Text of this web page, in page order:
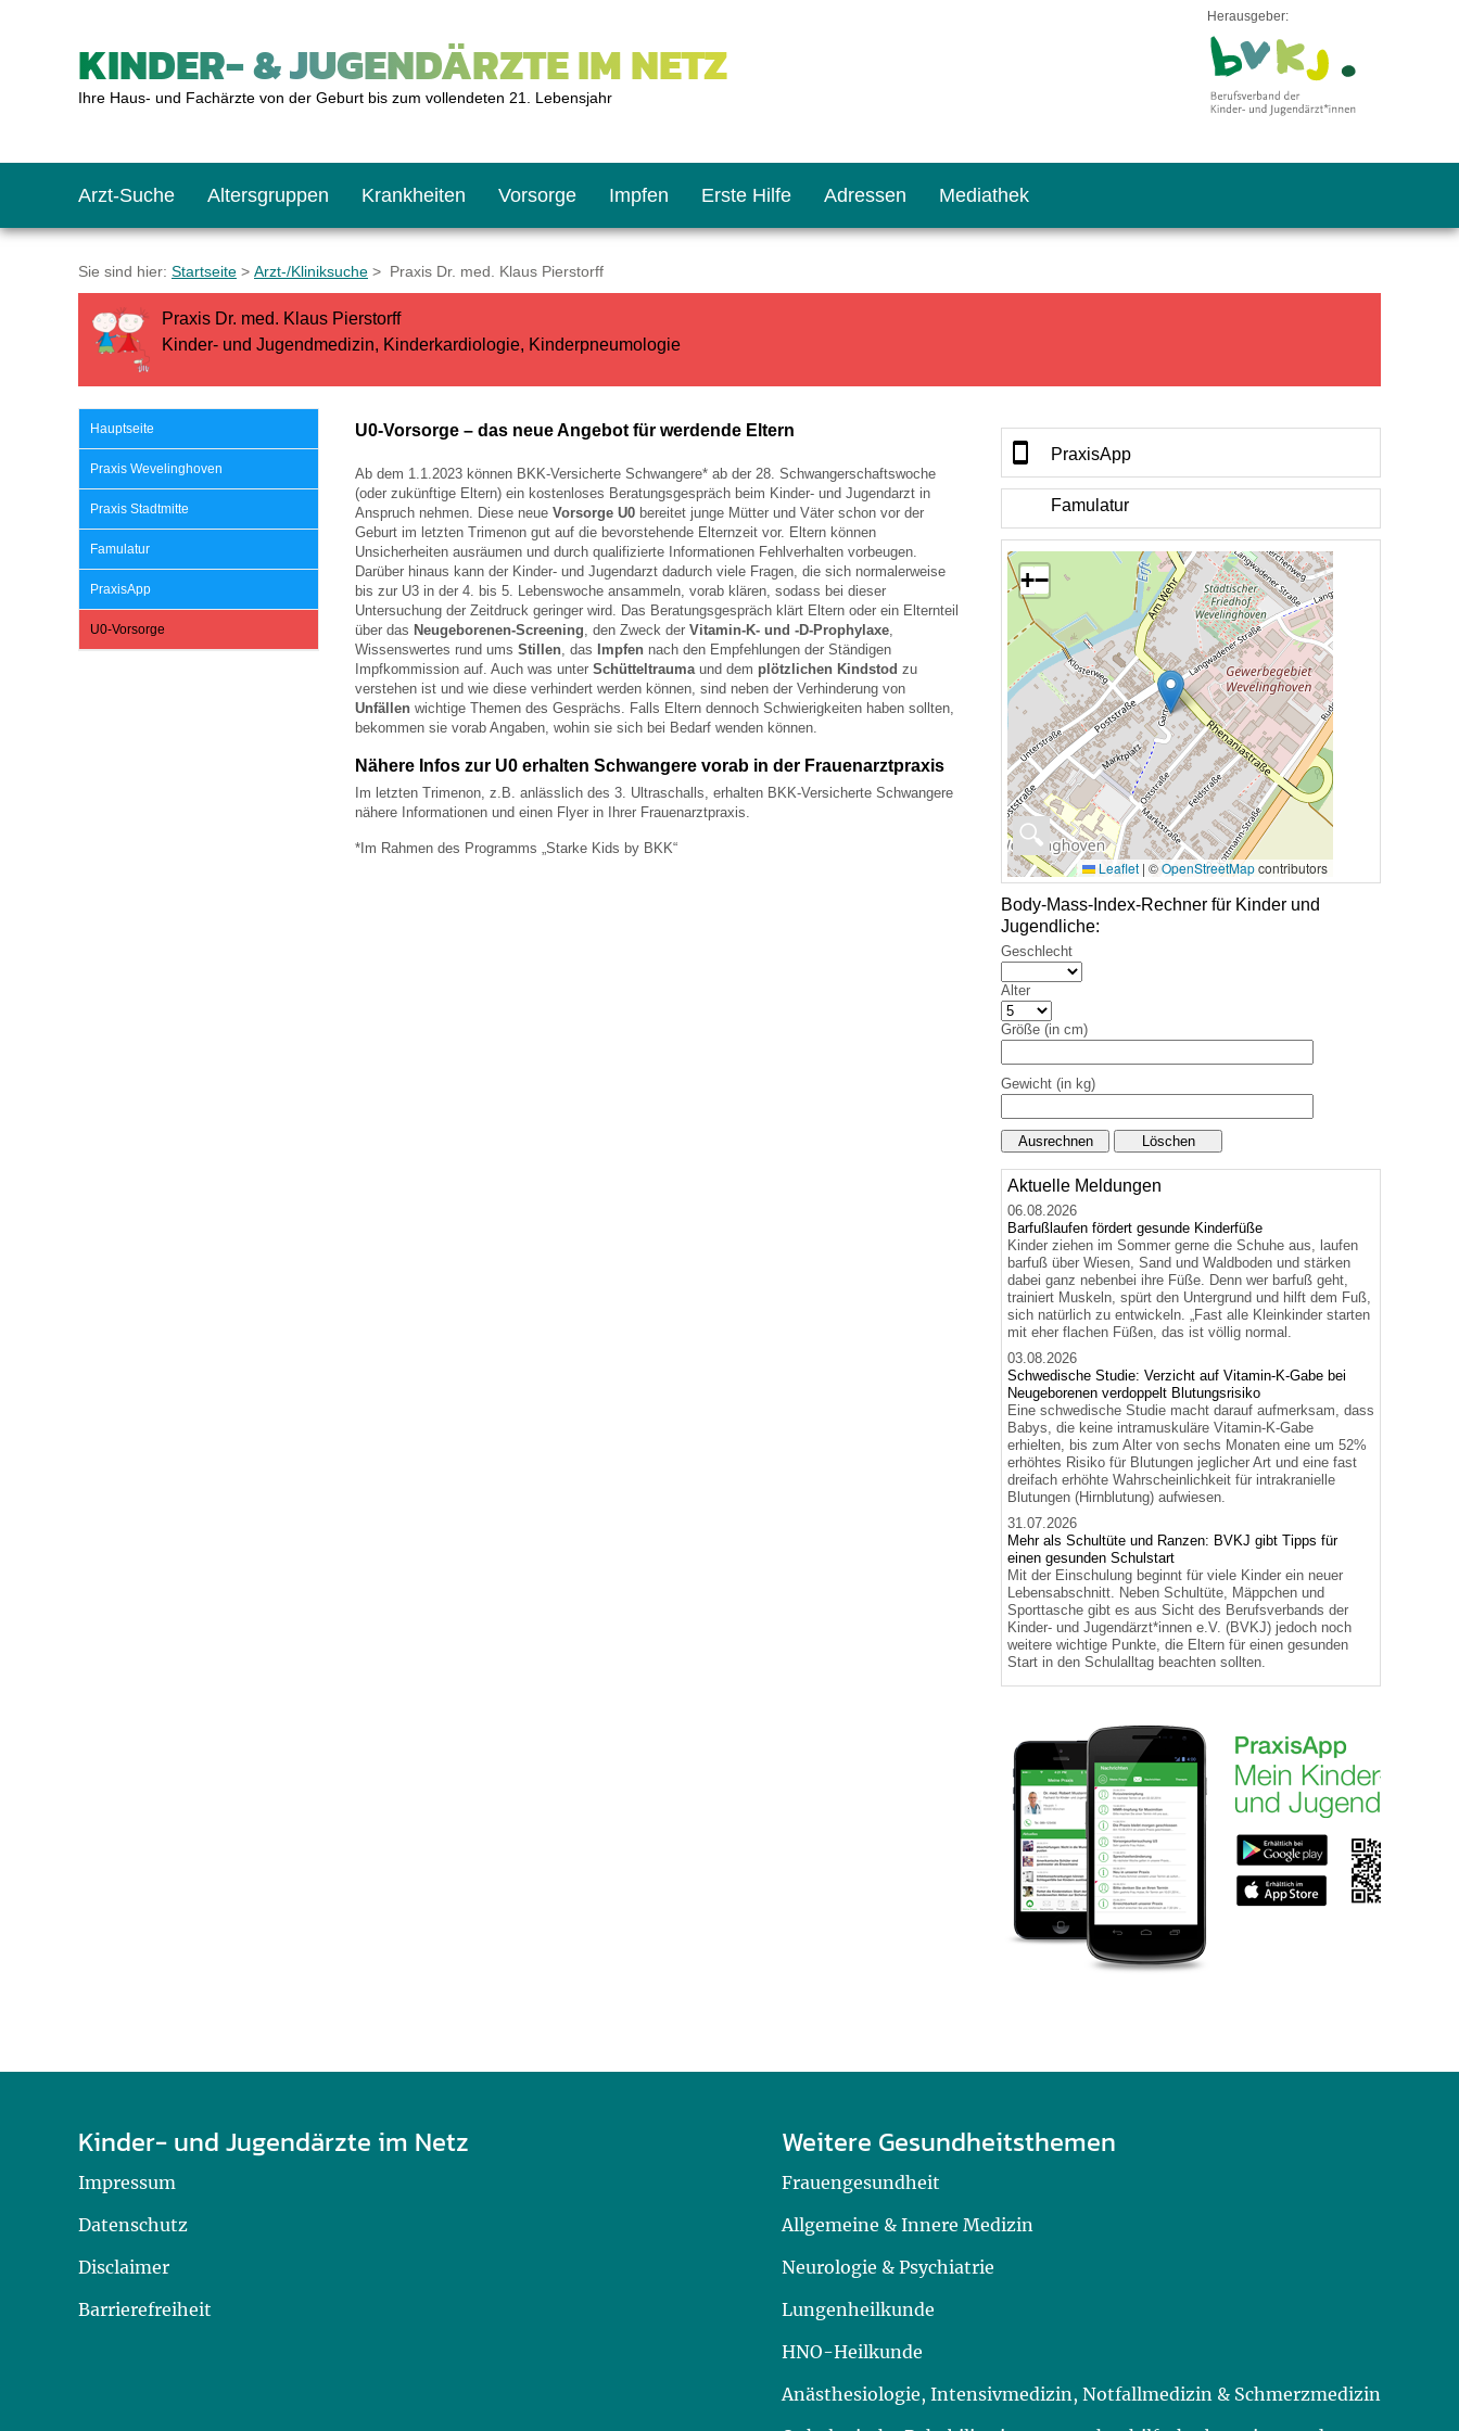
KINDER- & JUGENDÄRZTE IM NETZ
Ihre Haus- und Fachärzte von der Geburt bis zum vollendeten 21. Lebensjahr
Herausgeber:
Arzt-Suche Altersgruppen
Das erste Jahr
Kleinkinder
Jugendliche
Krankheiten Vorsorge
Baby: U1 bis U6
Kleinkind: U7 bis U9
Teenager: J1 bis J2
Impfen
Impfkalender
Impfen: Wann und wie oft?
Impfreaktionen
Impfsicherheit
Häufige Fragen
Recht auf Impfung
Vorsorge- und Impferinnerung
Erste Hilfe
Notrufnummern
Giftnotruf
Sofortmaßnahmen
Notdienste
Adressen
Notdienste
Sozialpädiatrie
Link-Tipps
Mediathek
BMI-Rechner
Körpergrößen-Rechner
Wachstum-Rechner
Empfehlungen zum Bildschirmmediengebrauch
Hörlexikon
Material zu den Vorsorgen
Entwicklungskalender
Sie sind hier: Startseite > Arzt-/Kliniksuche > Praxis Dr. med. Klaus Pierstorff
Praxis Dr. med. Klaus Pierstorff
Kinder- und Jugendmedizin, Kinderkardiologie, Kinderpneumologie
Hauptseite
Praxis Wevelinghoven
Praxis Stadtmitte
Famulatur
PraxisApp
U0-Vorsorge
U0-Vorsorge – das neue Angebot für werdende Eltern
Ab dem 1.1.2023 können BKK-Versicherte Schwangere* ab der 28. Schwangerschaftswoche
(oder zukünftige Eltern) ein kostenloses Beratungsgespräch beim Kinder- und Jugendarzt in
Anspruch nehmen. Diese neue Vorsorge U0 bereitet junge Mütter und Väter schon vor der
Geburt im letzten Trimenon gut auf die bevorstehende Elternzeit vor. Eltern können
Unsicherheiten ausräumen und durch qualifizierte Informationen Fehlverhalten vorbeugen.
Darüber hinaus kann der Kinder- und Jugendarzt dadurch viele Fragen, die sich normalerweise
bis zur U3 in der 4. bis 5. Lebenswoche ansammeln, vorab klären, sodass bei dieser
Untersuchung der Zeitdruck geringer wird. Das Beratungsgespräch klärt Eltern oder ein Elternteil
über das Neugeborenen-Screening, den Zweck der Vitamin-K- und -D-Prophylaxe,
Wissenswertes rund ums Stillen, das Impfen nach den Empfehlungen der Ständigen
Impfkommission auf. Auch was unter Schütteltraumaund dem plötzlichen Kindstod zu
verstehen ist und wie diese verhindert werden können, sind neben der Verhinderung von
Unfällen wichtige Themen des Gesprächs. Falls Eltern dennoch Schwierigkeiten haben sollten,
bekommen sie vorab Angaben, wohin sie sich bei Bedarf wenden können.
Nähere Infos zur U0 erhalten Schwangere vorab in der Frauenarztpraxis
Im letzten Trimenon, z.B. anlässlich des 3. Ultraschalls, erhalten BKK-Versicherte Schwangere
nähere Informationen und einen Flyer in Ihrer Frauenarztpraxis.
*Im Rahmen des Programms „Starke Kids by BKK“
PraxisApp
Famulatur
🔍
+−
Leaflet | ©OpenStreetMapcontributors
Body-Mass-Index-Rechner für Kinder und
Jugendliche:
Geschlecht
Alter
Größe (in cm)
Gewicht (in kg)
Aktuelle Meldungen
06.08.2026
Barfußlaufen fördert gesunde Kinderfüße
Kinder ziehen im Sommer gerne die Schuhe aus, laufen
barfuß über Wiesen, Sand und Waldboden und stärken
dabei ganz nebenbei ihre Füße. Denn wer barfuß geht,
trainiert Muskeln, spürt den Untergrund und hilft dem Fuß,
sich natürlich zu entwickeln. „Fast alle Kleinkinder starten
mit eher flachen Füßen, das ist völlig normal.
03.08.2026
Schwedische Studie: Verzicht auf Vitamin-K-Gabe bei
Neugeborenen verdoppelt Blutungsrisiko
Eine schwedische Studie macht darauf aufmerksam, dass
Babys, die keine intramuskuläre Vitamin-K-Gabe
erhielten, bis zum Alter von sechs Monaten eine um 52%
erhöhtes Risiko für Blutungen jeglicher Art und eine fast
dreifach erhöhte Wahrscheinlichkeit für intrakranielle
Blutungen (Hirnblutung) aufwiesen.
31.07.2026
Mehr als Schultüte und Ranzen: BVKJ gibt Tipps für
einen gesunden Schulstart
Mit der Einschulung beginnt für viele Kinder ein neuer
Lebensabschnitt. Neben Schultüte, Mäppchen und
Sporttasche gibt es aus Sicht des Berufsverbands der
Kinder- und Jugendärzt*innen e.V. (BVKJ) jedoch noch
weitere wichtige Punkte, die Eltern für einen gesunden
Start in den Schulalltag beachten sollten.
Kinder- und Jugendärzte im Netz
Impressum
Datenschutz
Disclaimer
Barrierefreiheit
Weitere Gesundheitsthemen
Frauengesundheit
Allgemeine & Innere Medizin
Neurologie & Psychiatrie
Lungenheilkunde
HNO-Heilkunde
Anästhesiologie, Intensivmedizin, Notfallmedizin & Schmerzmedizin